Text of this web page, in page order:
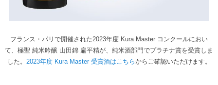
フランス・パリで開催された2023年度 Kura Master コンクールにおい
て、極聖 純米吟醸 山田錦 扁平精が、純米酒部門でプラチナ賞を受賞しま
した。 2023年度 Kura Master 受賞酒はこちらからご確認いただけます。